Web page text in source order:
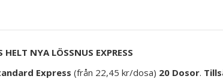
HELT NYA LÖSSNUS EXPRESS
Express (från 22,45 kr/dosa) 20 Dosor.